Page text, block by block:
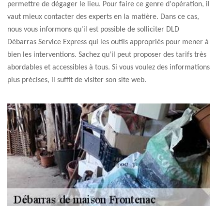
permettre de dégager le lieu. Pour faire ce genre d'opération, il
vaut mieux contacter des experts en la matière. Dans ce cas,
nous vous informons qu'il est possible de solliciter DLD
Débarras Service Express qui les outils appropriés pour mener à
bien les interventions. Sachez qu'il peut proposer des tarifs très
abordables et accessibles à tous. Si vous voulez des informations
plus précises, il suffit de visiter son site web.